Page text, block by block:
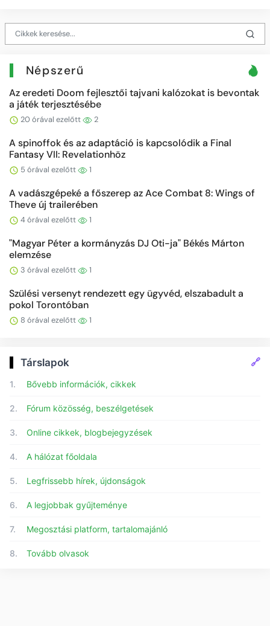
Népszerű
Az eredeti Doom fejlesztői tajvani kalózokat is bevontak
a játék terjesztésébe
20 órával ezelőtt 2
A spinoffok és az adaptáció is kapcsolódik a Final
Fantasy VII: Revelationhöz
5 órával ezelőtt 1
A vadászgépeké a főszerep az Ace Combat 8: Wings of
Theve új trailerében
4 órával ezelőtt 1
"Magyar Péter a kormányzás DJ Oti-ja" Békés Márton
elemzése
3 órával ezelőtt 1
Szülési versenyt rendezett egy ügyvéd, elszabadult a
pokol Torontóban
8 órával ezelőtt 1
Társlapok 🔗
1. Bővebb információk, cikkek
2. Fórum közösség, beszélgetések
3. Online cikkek, blogbejegyzések
4. A hálózat főoldala
5. Legfrissebb hírek, újdonságok
6. A legjobbak gyűjteménye
7. Megosztási platform, tartalomajánló
8. Tovább olvasok